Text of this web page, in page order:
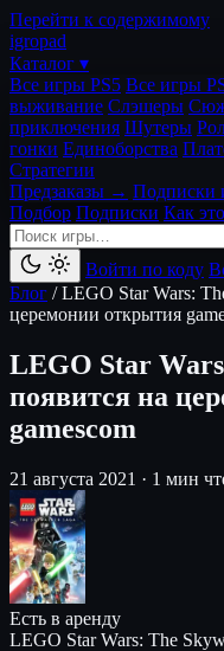
Перейти к содержимому
igropad
Каталог ▾
Все игры PS5 Все игры
выживание Слэшеры
приключения Шутеры
гонки Единоборства
Стратегии
Предзаказы → Подписки
Подбор Подписки Как
Войти по коду
Блог / LEGO Star Wars:
церемонии открытия
LEGO Star
появится на
gamescom
21 августа 2021 · 1 мин
Есть в аренду
LEGO Star Wars: The